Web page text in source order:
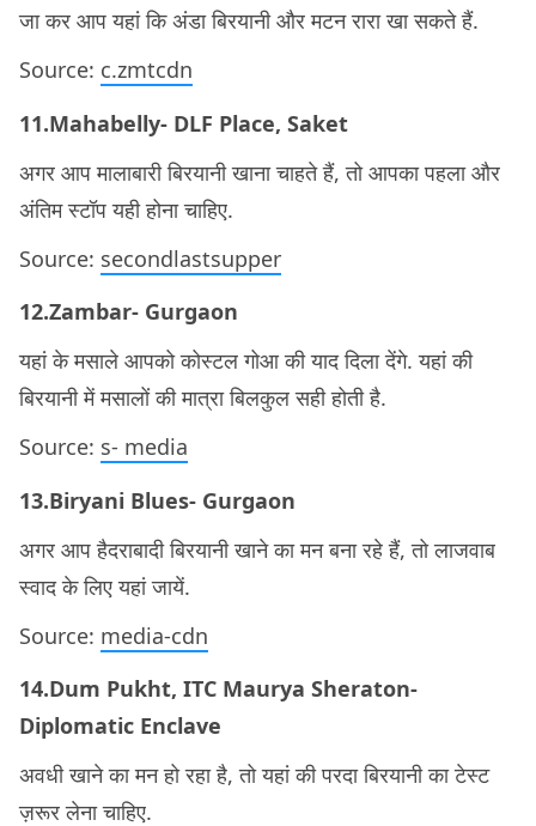
जा कर आप यहां कि अंडा बिरयानी और मटन रारा खा सकते हैं.
Source: c.zmtcdn
11.Mahabelly- DLF Place, Saket
अगर आप मालाबारी बिरयानी खाना चाहते हैं, तो आपका पहला और
अंतिम स्टॉप यही होना चाहिए.
Source: secondlastsupper
12.Zambar- Gurgaon
यहां के मसाले आपको कोस्टल गोआ की याद दिला देंगे. यहां की
बिरयानी में मसालों की मात्रा बिलकुल सही होती है.
Source: s- media
13.Biryani Blues- Gurgaon
अगर आप हैदराबादी बिरयानी खाने का मन बना रहे हैं, तो लाजवाब
स्वाद के लिए यहां जायें.
Source: media-cdn
14.Dum Pukht, ITC Maurya Sheraton-
Diplomatic Enclave
अवधी खाने का मन हो रहा है, तो यहां की परदा बिरयानी का टेस्ट
ज़रूर लेना चाहिए.